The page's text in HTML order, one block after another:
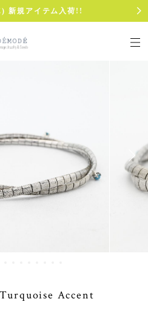
新規アイテム入荷!!
Accent